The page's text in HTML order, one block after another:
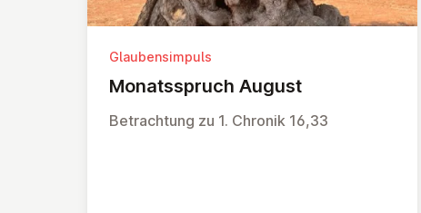
Glaubensimpuls
Mo­nats­spruch August
Betrachtung zu 1. Chronik 16,33